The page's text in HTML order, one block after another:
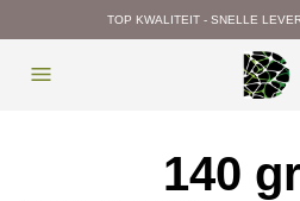
TOP KWALITEIT - SNELLE
140